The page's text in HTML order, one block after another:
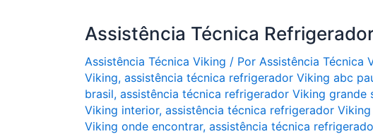
Assistência Técnica
Assistência Técnica Viking / Por Assistência Técnica
Viking, assistência técnica refrigerador Viking abc
brasil, assistência técnica refrigerador Viking grande
Viking interior, assistência técnica refrigerador
Viking onde encontrar, assistência técnica